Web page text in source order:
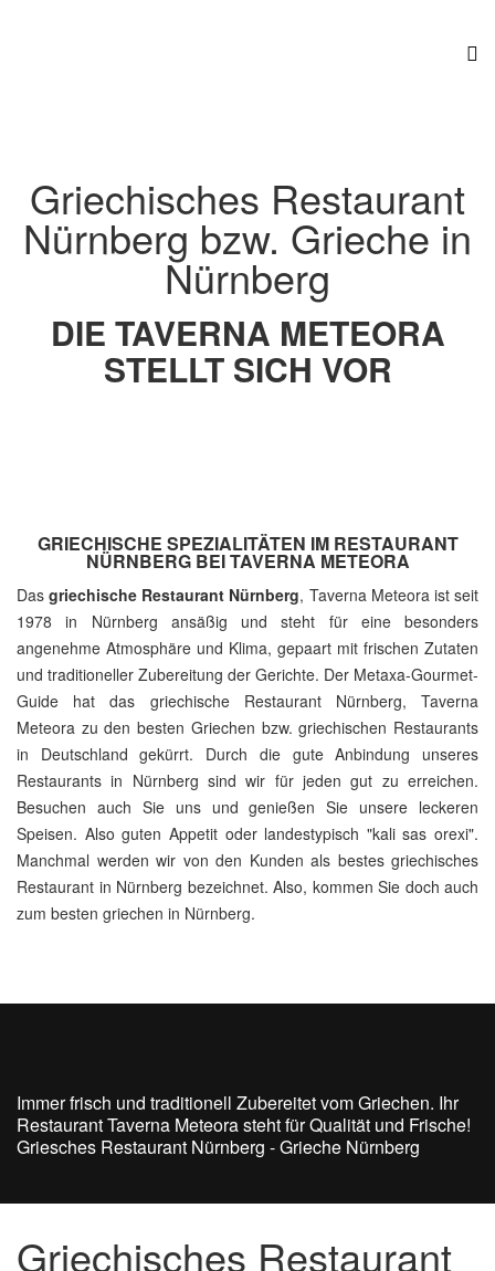
Griechisches Restaurant
Nürnberg bzw. Grieche in
Nürnberg
DIE TAVERNA METEORA
STELLT SICH VOR
GRIECHISCHE SPEZIALITÄTEN IM RESTAURANT
NÜRNBERG BEI TAVERNA METEORA
Dasgriechische Restaurant Nürnberg, Taverna Meteora ist seit
1978 in Nürnberg ansäßig und steht für eine besonders
angenehme Atmosphäre und Klima, gepaart mit frischen Zutaten
und traditioneller Zubereitung der Gerichte. Der Metaxa-Gourmet-
Guide hat das griechische Restaurant Nürnberg, Taverna
Meteora zu den besten Griechen bzw. griechischen Restaurants
in Deutschland gekürrt. Durch die gute Anbindung unseres
Restaurants in Nürnberg sind wir für jeden gut zu erreichen.
Besuchen auch Sie uns und genießen Sie unsere leckeren
Speisen. Also guten Appetit oder landestypisch "kali sas orexi".
Manchmal werden wir von den Kunden als bestes griechisches
Restaurant in Nürnberg bezeichnet. Also, kommen Sie doch auch
zum besten griechen in Nürnberg.
Immer frisch und traditionell Zubereitet vom Griechen. Ihr
Restaurant Taverna Meteora steht für Qualität und Frische!
Griesches Restaurant Nürnberg - Grieche Nürnberg
Griechisches Restaurant